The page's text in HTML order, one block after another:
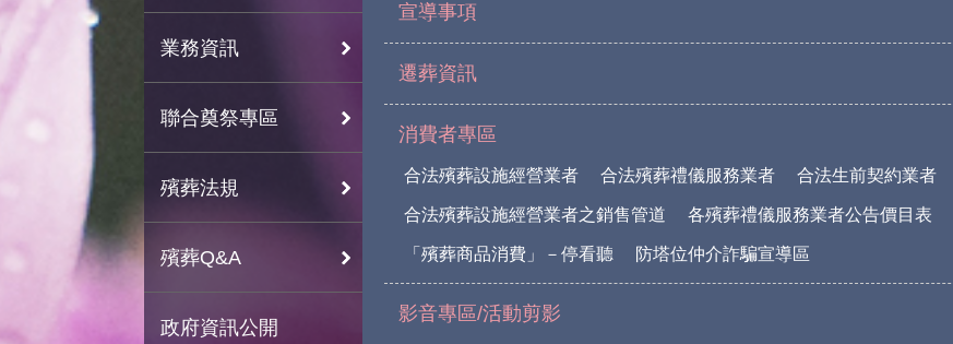
業務資訊
聯合奠祭專區
殯葬法規
殯葬Q&A
政府資訊公開
宣導事項
遷葬資訊
消費者專區
合法殯葬設施經營業者 合法殯葬禮儀服務業者 合法生前契約業者
合法殯葬設施經營業者之銷售管道 各殯葬禮儀服務業者公告價目表
「殯葬商品消費」－停看聽 防塔位仲介詐騙宣導區
影音專區/活動剪影